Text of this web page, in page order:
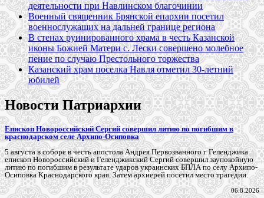
деятельности при Навлинском благочинии
Военный священник Брянской епархии посетил
военнослужащих на дальней границе региона
В стенах руинированного храма в честь Казанской
иконы Божией Матери с. Лески совершено молебное
пение по случаю Престольного торжества
Казанский храм поселка Навля отметил 30-летний
юбилей
Новости Патриархии
Епископ Новороссийский Сергий совершил литию по погибшим в
краснодарском селе Архипо-Осиповка
5 августа в соборе в честь апостола Андрея Первозванного г. Геленджика
епископ Новороссийский и Геленджикский Сергий совершил заупокойную
литию по погибшим в результате ударов украинских БПЛА по селу Архипо-
Осиповка Краснодарского края. Затем архиерей посетил место трагедии.
06.8.2026